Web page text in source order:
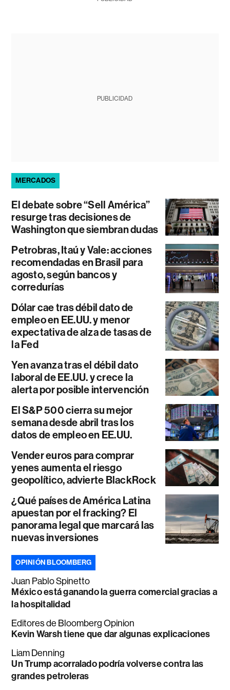
PUBLICIDAD
MERCADOS
El debate sobre “Sell América”
resurge tras decisiones de
Washington que siembran dudas
Petrobras, Itaú y Vale: acciones
recomendadas en Brasil para
agosto, según bancos y
corredurías
Dólar cae tras débil dato de
empleo en EE.UU. y menor
expectativa de alza de tasas de
la Fed
Yen avanza tras el débil dato
laboral de EE.UU. y crece la
alerta por posible intervención
El S&P 500 cierra su mejor
semana desde abril tras los
datos de empleo en EE.UU.
Vender euros para comprar
yenes aumenta el riesgo
geopolítico, advierte BlackRock
¿Qué países de América Latina
apuestan por el fracking? El
panorama legal que marcará las
nuevas inversiones
OPINIÓN BLOOMBERG
Juan Pablo Spinetto
México está ganando la guerra comercial gracias a
la hospitalidad
Editores de Bloomberg Opinion
Kevin Warsh tiene que dar algunas explicaciones
Liam Denning
Un Trump acorralado podría volverse contra las
grandes petroleras